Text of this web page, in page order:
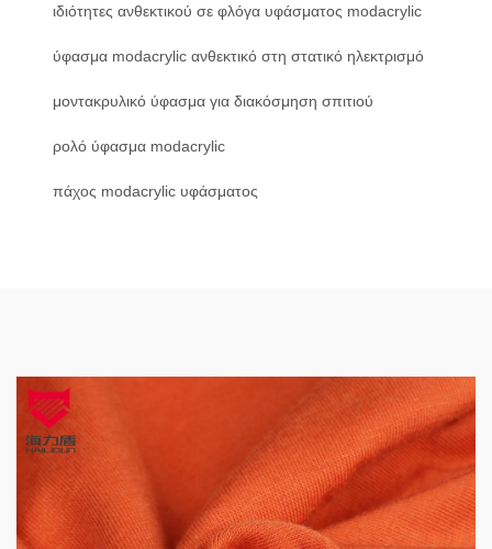
ιδιότητες ανθεκτικού σε φλόγα υφάσματος modacrylic
ύφασμα modacrylic ανθεκτικό στη στατικό ηλεκτρισμό
μοντακρυλικό ύφασμα για διακόσμηση σπιτιού
ρολό ύφασμα modacrylic
πάχος modacrylic υφάσματος